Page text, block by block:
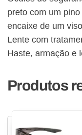
preto com um
encaixe de um
Lente com
Haste, armação e
Produtos